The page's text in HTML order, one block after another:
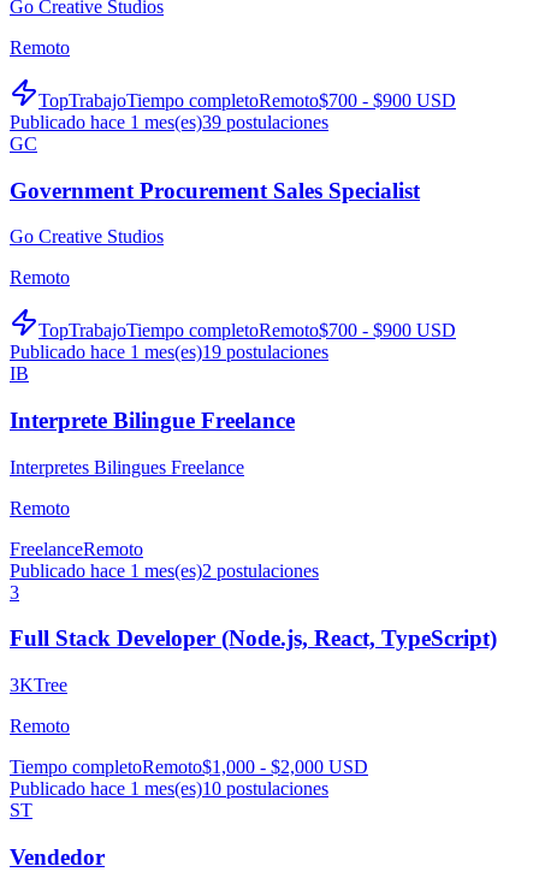
Go Creative Studios
Remoto
TopTrabajoTiempo completoRemoto$700 - $900 USD
Publicado hace 1 mes(es)39 postulaciones
GC
Government Procurement Sales Specialist
Go Creative Studios
Remoto
TopTrabajoTiempo completoRemoto$700 - $900 USD
Publicado hace 1 mes(es)19 postulaciones
IB
Interprete Bilingue Freelance
Interpretes Bilingues Freelance
Remoto
FreelanceRemoto
Publicado hace 1 mes(es)2 postulaciones
3
Full Stack Developer (Node.js, React, TypeScript)
3KTree
Remoto
Tiempo completoRemoto$1,000 - $2,000 USD
Publicado hace 1 mes(es)10 postulaciones
ST
Vendedor